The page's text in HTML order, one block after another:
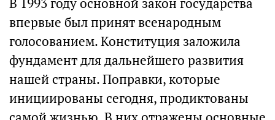
В 1993 году основной закон государства
впервые был принят всенародным
голосованием. Конституция заложила
фундамент для дальнейшего развития
нашей страны. Поправки, которые
инициированы сегодня, продиктованы